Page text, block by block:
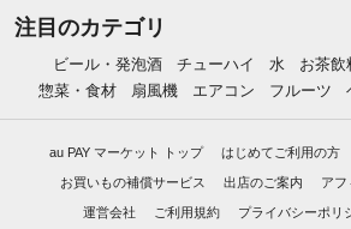
注目のカテゴリ
ビール・発泡酒 チューハイ 水 お茶飲
惣菜・食材
扇風機 エアコン フルーツ
au PAY マーケット トップ はじめてご利用の方
お買いもの補償サービス 出店のご案内 アフ
運営会社 ご利用規約 プライバシーポリ